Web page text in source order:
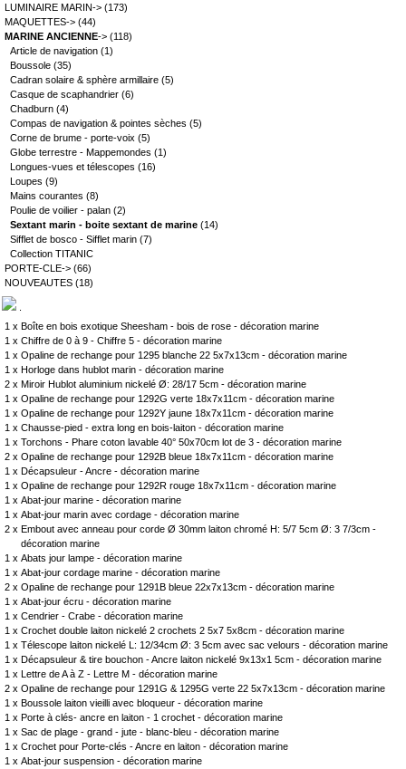
LUMINAIRE MARIN-> (173)
MAQUETTES-> (44)
MARINE ANCIENNE-> (118)
Article de navigation (1)
Boussole (35)
Cadran solaire & sphère armillaire (5)
Casque de scaphandrier (6)
Chadburn (4)
Compas de navigation & pointes sèches (5)
Corne de brume - porte-voix (5)
Globe terrestre - Mappemondes (1)
Longues-vues et télescopes (16)
Loupes (9)
Mains courantes (8)
Poulie de voilier - palan (2)
Sextant marin - boite sextant de marine (14)
Sifflet de bosco - Sifflet marin (7)
Collection TITANIC
PORTE-CLE-> (66)
NOUVEAUTES (18)
1 x Boîte en bois exotique Sheesham - bois de rose - décoration marine
1 x Chiffre de 0 à 9 - Chiffre 5 - décoration marine
1 x Opaline de rechange pour 1295 blanche 22 5x7x13cm - décoration marine
1 x Horloge dans hublot marin - décoration marine
2 x Miroir Hublot aluminium nickelé Ø: 28/17 5cm - décoration marine
1 x Opaline de rechange pour 1292G verte 18x7x11cm - décoration marine
1 x Opaline de rechange pour 1292Y jaune 18x7x11cm - décoration marine
1 x Chausse-pied - extra long en bois-laiton - décoration marine
1 x Torchons - Phare coton lavable 40° 50x70cm lot de 3 - décoration marine
2 x Opaline de rechange pour 1292B bleue 18x7x11cm - décoration marine
1 x Décapsuleur - Ancre - décoration marine
1 x Opaline de rechange pour 1292R rouge 18x7x11cm - décoration marine
1 x Abat-jour marine - décoration marine
1 x Abat-jour marin avec cordage - décoration marine
2 x Embout avec anneau pour corde Ø 30mm laiton chromé H: 5/7 5cm Ø: 3 7/3cm -
décoration marine
1 x Abats jour lampe - décoration marine
1 x Abat-jour cordage marine - décoration marine
2 x Opaline de rechange pour 1291B bleue 22x7x13cm - décoration marine
1 x Abat-jour écru - décoration marine
1 x Cendrier - Crabe - décoration marine
1 x Crochet double laiton nickelé 2 crochets 2 5x7 5x8cm - décoration marine
1 x Télescope laiton nickelé L: 12/34cm Ø: 3 5cm avec sac velours - décoration marine
1 x Décapsuleur & tire bouchon - Ancre laiton nickelé 9x13x1 5cm - décoration marine
1 x
Lettre de A à Z - Lettre M - décoration marine
2 x Opaline de rechange pour 1291G & 1295G verte 22 5x7x13cm - décoration marine
1 x Boussole laiton vieilli avec bloqueur - décoration marine
1 x Porte à clés- ancre en laiton - 1 crochet - décoration marine
1 x Sac de plage - grand - jute - blanc-bleu - décoration marine
1 x Crochet pour Porte-clés - Ancre en laiton - décoration marine
1 x Abat-jour suspension - décoration marine